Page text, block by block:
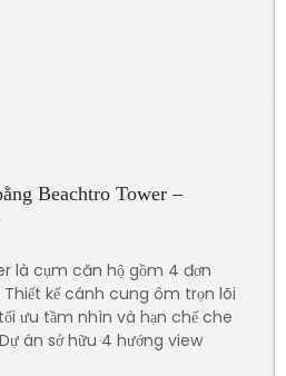
Beachtro Tower –
là cụm căn hộ gồm 4 đơn
Thiết kế cánh cung ôm trọn lõi
ưu tầm nhìn và hạn chế che
án sở hữu 4 hướng view